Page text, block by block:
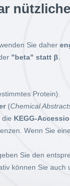
Sie daher
"beta" statt β
Protein).
(Chemical
die KEGG-
Wenn Sie
Sie den
können Sie auch